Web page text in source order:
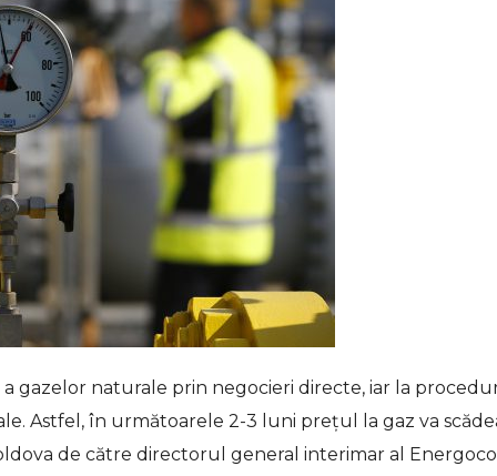
gazelor naturale prin negocieri directe, iar la
Astfel, în următoarele 2-3 luni prețul la gaz va
de către directorul general interimar al